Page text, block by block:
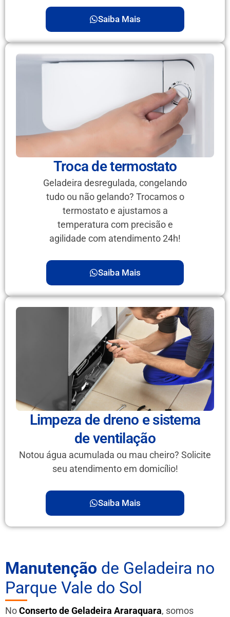
Saiba Mais
Troca de termostato
Geladeira desregulada, congelando
tudo ou não gelando? Trocamos o
termostato e ajustamos a
temperatura com precisão e
agilidade com atendimento 24h!
Saiba Mais
Limpeza de dreno e sistema
de ventilação
Notou água acumulada ou mau cheiro? Solicite
seu atendimento em domicílio!
Saiba Mais
Manutenção de Geladeira no
Parque Vale do Sol
NoConserto de Geladeira Araraquara, somos